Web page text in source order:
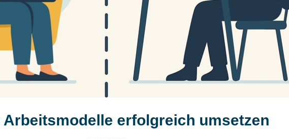
Arbeitsmodelle erfolgreich umsetzen